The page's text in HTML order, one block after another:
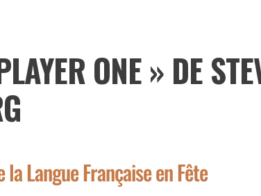
ONE » DE
Langue Française en Fête